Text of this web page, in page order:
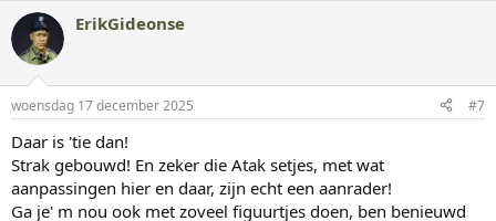
r
e
n
e
n
:
ErikGideonse
woensdag 17 december 2025 #7
Daar is 'tie dan!
Strak gebouwd! En zeker die Atak setjes, met wat
aanpassingen hier en daar, zijn echt een aanrader!
Ga je' m nou ook met zoveel figuurtjes doen, ben benieuwd